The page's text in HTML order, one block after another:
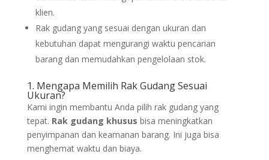
klien.
Rak gudang yang sesuai dengan ukuran dan
kebutuhan dapat mengurangi waktu pencarian
barang dan memudahkan pengelolaan stok.
1. Mengapa Memilih Rak Gudang Sesuai
Ukuran?
Kami ingin membantu Anda pilih rak gudang yang
tepat. Rak gudang khusus bisa meningkatkan
penyimpanan dan keamanan barang. Ini juga bisa
menghemat waktu dan biaya.